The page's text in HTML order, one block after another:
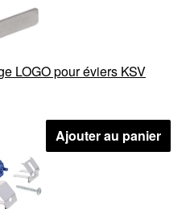
LOGO pour éviers KSV
Ajouter au panier